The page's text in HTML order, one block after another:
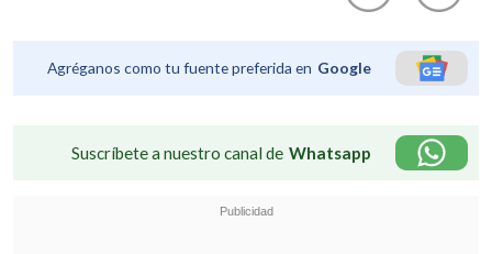
Agréganos como tu fuente preferida en Google
Suscríbete a nuestro canal de Whatsapp